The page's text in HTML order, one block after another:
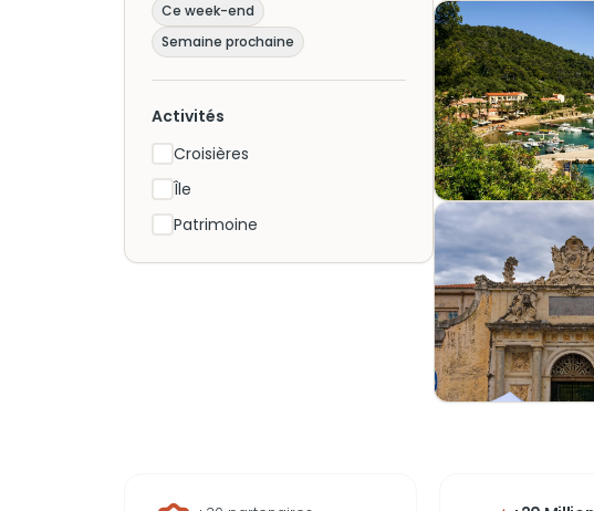
Ce week-end
Semaine prochaine
Activités
Croisières
Île
Patrimoine